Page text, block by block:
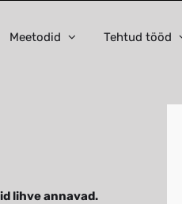
Meetodid Tehtud tööd
lihve annavad.